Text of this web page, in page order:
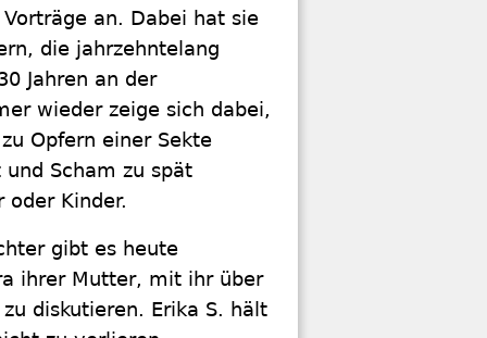
an. Dabei hat sie
die jahrzehntelang
Jahren an der
wieder zeige sich dabei,
Opfern einer Sekte
Scham zu spät
oder Kinder.
gibt es heute
ihrer Mutter, mit ihr über
diskutieren. Erika S. hält